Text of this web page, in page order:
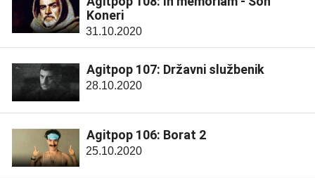
Koneri
31.10.2020
Agitpop 107: Državni službenik
28.10.2020
Agitpop 106: Borat 2
25.10.2020